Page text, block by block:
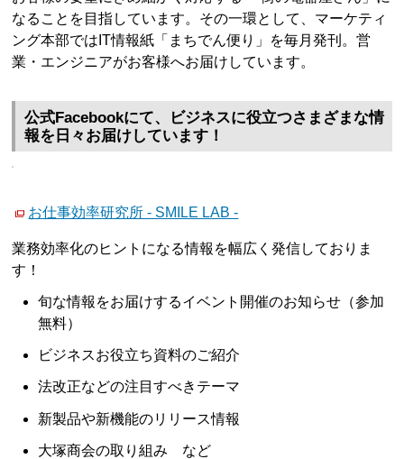
なることを目指しています。その一環として、マーケティ
ング本部ではIT情報紙「まちでん便り」を毎月発刊。営
業・エンジニアがお客様へお届けしています。
公式Facebookにて、ビジネスに役立つさまざまな情
報を日々お届けしています！
お仕事効率研究所 - SMILE LAB -
業務効率化のヒントになる情報を幅広く発信しておりま
す！
旬な情報をお届けするイベント開催のお知らせ（参加
無料）
ビジネスお役立ち資料のご紹介
法改正などの注目すべきテーマ
新製品や新機能のリリース情報
大塚商会の取り組み など